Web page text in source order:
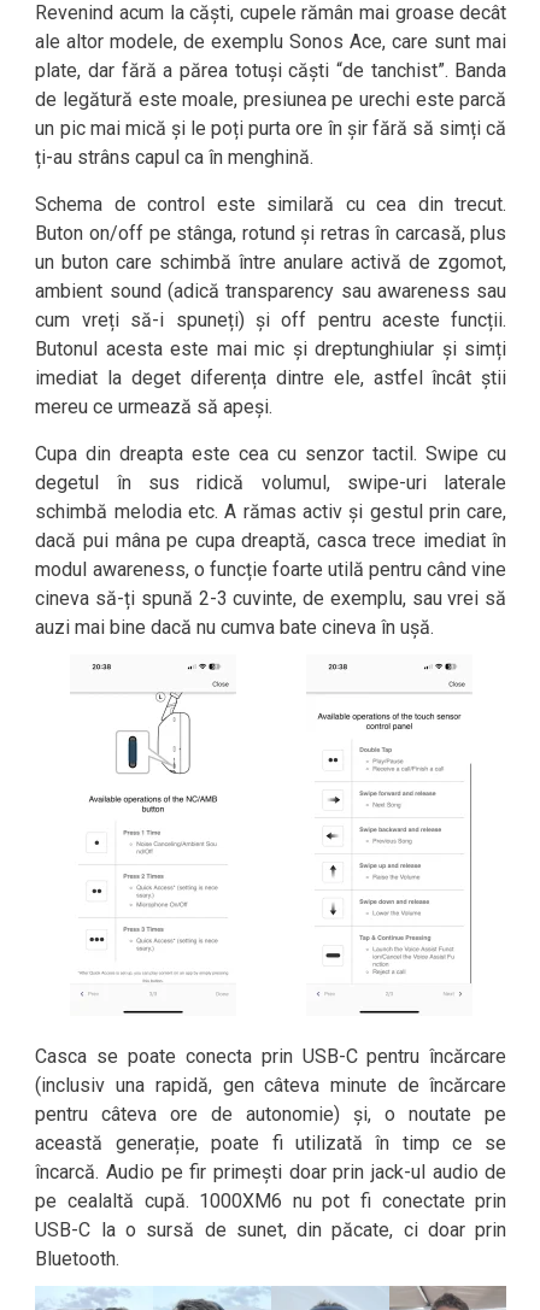
Revenind acum la căști, cupele rămân mai groase decât
ale altor modele, de exemplu Sonos Ace, care sunt mai
plate, dar fără a părea totuși căști “de tanchist”. Banda
de legătură este moale, presiunea pe urechi este parcă
un pic mai mică și le poți purta ore în șir fără să simți că
ți-au strâns capul ca în menghină.
Schema de control este similară cu cea din trecut.
Buton on/off pe stânga, rotund și retras în carcasă, plus
un buton care schimbă între anulare activă de zgomot,
ambient sound (adică transparency sau awareness sau
cum vreți să-i spuneți) și off pentru aceste funcții.
Butonul acesta este mai mic și dreptunghiular și simți
imediat la deget diferența dintre ele, astfel încât știi
mereu ce urmează să apeși.
Cupa din dreapta este cea cu senzor tactil. Swipe cu
degetul în sus ridică volumul, swipe-uri laterale
schimbă melodia etc. A rămas activ și gestul prin care,
dacă pui mâna pe cupa dreaptă, casca trece imediat în
modul awareness, o funcție foarte utilă pentru când vine
cineva să-ți spună 2-3 cuvinte, de exemplu, sau vrei să
auzi mai bine dacă nu cumva bate cineva în ușă.
Casca se poate conecta prin USB-C pentru încărcare
(inclusiv una rapidă, gen câteva minute de încărcare
pentru câteva ore de autonomie) și, o noutate pe
această generație, poate fi utilizată în timp ce se
încarcă. Audio pe fir primești doar prin jack-ul audio de
pe cealaltă cupă. 1000XM6 nu pot fi conectate prin
USB-C la o sursă de sunet, din păcate, ci doar prin
Bluetooth.